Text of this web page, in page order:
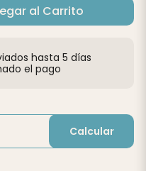
al Carrito
hasta 5 días
el pago
Calcular